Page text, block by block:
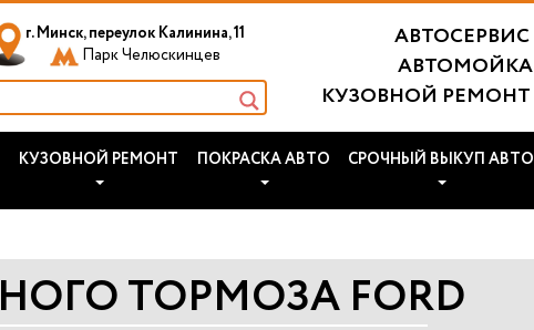
г. Минск, переулок Калинина, 11
Парк Челюскинцев
АВТОСЕРВИС
АВТОМОЙКА
КУЗОВНОЙ РЕМОНТ
КУЗОВНОЙ РЕМОНТ ПОКРАСКА АВТО СРОЧНЫЙ ВЫКУП АВТО
ТОРМОЗА FORD